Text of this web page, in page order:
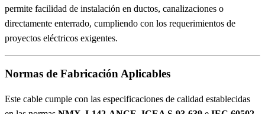
permite facilidad de instalación en ductos, canalizaciones o
directamente enterrado, cumpliendo con los requerimientos de
proyectos eléctricos exigentes.
Normas de Fabricación Aplicables
Este cable cumple con las especificaciones de calidad establecidas